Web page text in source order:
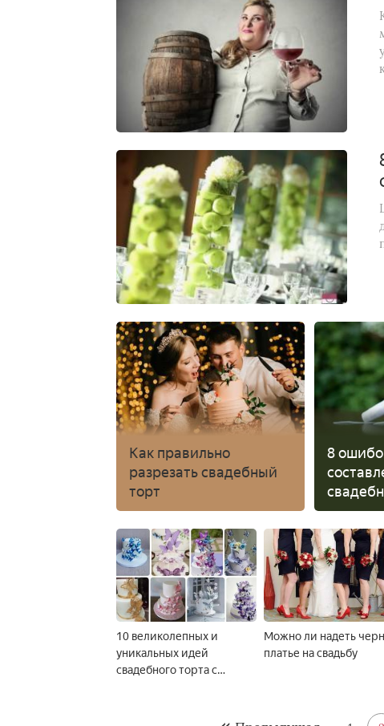
Как правильно
разрезать свадебный
торт
8
10 великолепных и
уникальных идей
свадебного торта с
Можно ли надеть
платье на свадьбу